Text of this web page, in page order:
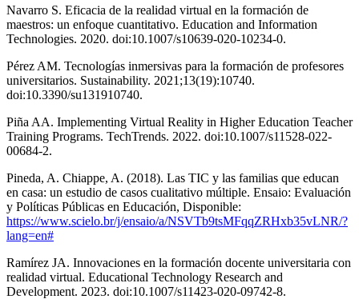
Navarro S. Eficacia de la realidad virtual en la formación de
maestros: un enfoque cuantitativo. Education and Information
Technologies. 2020. doi:10.1007/s10639-020-10234-0.
Pérez AM. Tecnologías inmersivas para la formación de profesores
universitarios. Sustainability. 2021;13(19):10740.
doi:10.3390/su131910740.
Piña AA. Implementing Virtual Reality in Higher Education Teacher
Training Programs. TechTrends. 2022. doi:10.1007/s11528-022-
00684-2.
Pineda, A. Chiappe, A. (2018). Las TIC y las familias que educan
en casa: un estudio de casos cualitativo múltiple. Ensaio: Evaluación
y Políticas Públicas en Educación, Disponible:
https://www.scielo.br/j/ensaio/a/NSVTb9tsMFqqZRHxb35vLNR/?
lang=en#
Ramírez JA. Innovaciones en la formación docente universitaria con
realidad virtual. Educational Technology Research and
Development. 2023. doi:10.1007/s11423-020-09742-8.